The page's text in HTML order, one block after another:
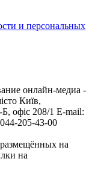
и персональных
онлайн-медиа -
Київ,
офіс 208/1 E-mail:
205-43-00
на
на